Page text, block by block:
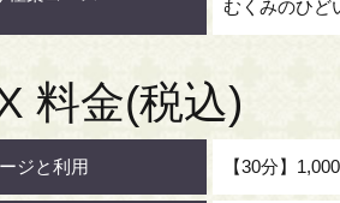
むくみのひど
料金(税込)
ジと利用 【30分】